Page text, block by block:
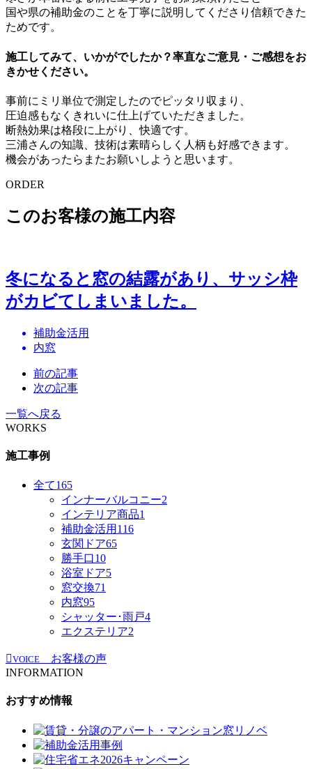
国や県の補助金のことを丁寧に説明してくださり信頼できた
ためです。
施工してみて、いかがでしたか？率直なご意見・ご感想をお
きかせください。
事前にミリ単位で測定したのでピッタリ収まり、
圧迫感もなくきれいに仕上げていただきました。
断熱効果は格段に上がり、快適です。
三浦さんの知識、技術は素晴らしく人柄も好感できます。
機会があったらまたお願いしようと思います。
ORDER
このお客様の施工内容
冬になると窓の結露があり、サッシ枠
がカビてしまいました。
補助金活用
内窓
前の記事
次の記事
一覧へ戻る
WORKS
施工事例
全て165
インナーバルコニー2
インテリア商品1
補助金活用 116
玄関ドア65
勝手口10
浴室ドア5
窓交換71
内窓95
シャッター･雨戸4
エクステリア2
VOICE
お客様の声
INFORMATION
おすすめ情報